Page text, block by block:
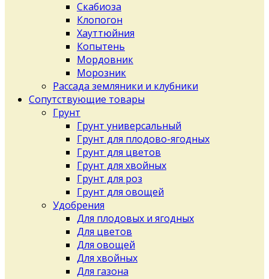
Скабиоза
Клопогон
Хауттюйния
Копытень
Мордовник
Морозник
Рассада земляники и клубники
Сопутствующие товары
Грунт
Грунт универсальный
Грунт для плодово-ягодных
Грунт для цветов
Грунт для хвойных
Грунт для роз
Грунт для овощей
Удобрения
Для плодовых и ягодных
Для цветов
Для овощей
Для хвойных
Для газона